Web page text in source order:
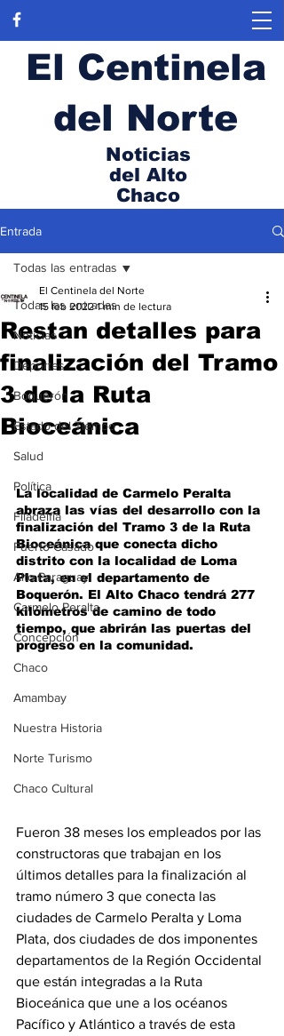
El Centinela
del Norte
Noticias
del Alto
Chaco
Entrada
Todas las entradas
Noticias
Deportes
Boquerón
Estado del Tiempo
Salud
Política
Filadelfia
Puerto Casado
Alto Paraguay
Carmelo Peralta
Concepción
Chaco
Amambay
Nuestra Historia
Norte Turismo
Chaco Cultural
Todas las entradas
Restan detalles para
finalización del Tramo
3 de la Ruta
Bioceánica
El Centinela del Norte
15 feb 2022 1 min de lectura
La localidad de Carmelo Peralta
abraza las vías del desarrollo con la
finalización del Tramo 3 de la Ruta
Bioceánica que conecta dicho
distrito con la localidad de Loma
Plata, en el departamento de
Boquerón. El Alto Chaco tendrá 277
kilómetros de camino de todo
tiempo, que abrirán las puertas del
progreso en la comunidad.
Fueron 38 meses los empleados por las
constructoras que trabajan en los
últimos detalles para la finalización al
tramo número 3 que conecta las
ciudades de Carmelo Peralta y Loma
Plata, dos ciudades de dos imponentes
departamentos de la Región Occidental
que están integradas a la Ruta
Bioceánica que une a los océanos
Pacífico y Atlántico a través de esta